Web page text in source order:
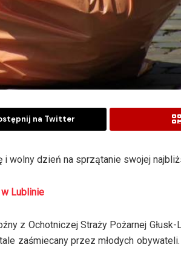
na Twitter
wolny dzień na sprzątanie swojej
Lublinie
z Ochotniczej Straży Pożarnej Głusk-
zaśmiecany przez młodych